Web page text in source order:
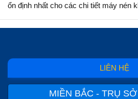
ổn định nhất cho các chi tiết máy nén
LIÊN HỆ
MIỀN BẮC - TRỤ